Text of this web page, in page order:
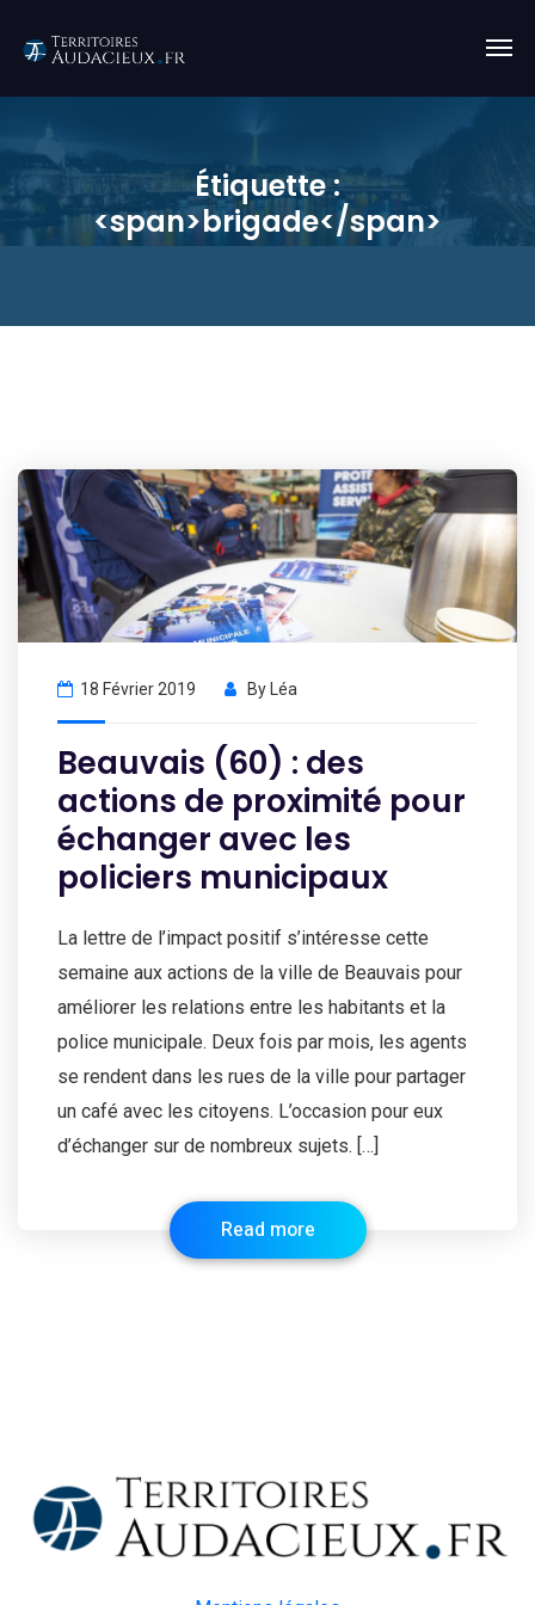
Étiquette :
<span>brigade</span>
18 Février 2019 By Léa
Beauvais (60) : des
actions de proximité pour
échanger avec les
policiers municipaux
La lettre de l’impact positif s’intéresse cette
semaine aux actions de la ville de Beauvais pour
améliorer les relations entre les habitants et la
police municipale. Deux fois par mois, les agents
se rendent dans les rues de la ville pour partager
un café avec les citoyens. L’occasion pour eux
d’échanger sur de nombreux sujets. […]
Read more